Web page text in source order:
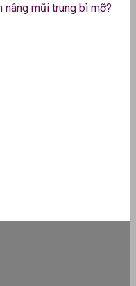
nâng mũi trung bì mỡ?